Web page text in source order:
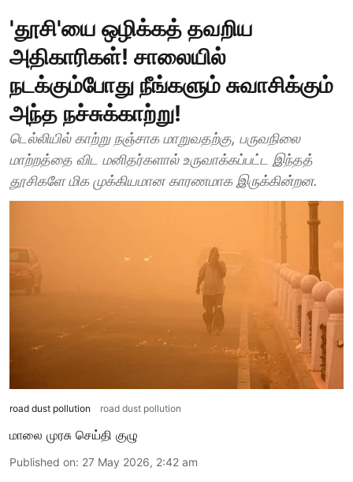
'தூசி'யை ஒழிக்கத் தவறிய
அதிகாரிகள்! சாலையில்
நடக்கும்போது நீங்களும் சுவாசிக்கும்
அந்த நச்சுக்காற்று!
டெல்லியில் காற்று நஞ்சாக மாறுவதற்கு, பருவநிலை
மாற்றத்தை விட மனிதர்களால் உருவாக்கப்பட்ட இந்தத்
தூசிகளே மிக முக்கியமான காரணமாக இருக்கின்றன.
road dust pollution road dust pollution
மாலை முரசு செய்தி குழு
Published on: 27 May 2026, 2:42 am